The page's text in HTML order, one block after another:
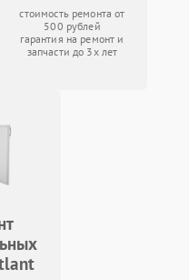
стоимость ремонта от
500 рублей
гарантия на ремонт и
запчасти до 3х лет